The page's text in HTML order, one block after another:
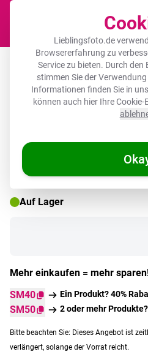
Lieblingsfoto.de
Browsererfahrung zu
Service zu bieten. Durch den
stimmen Sie der
Informationen finden Sie in
können auch hier Ihre
Outdoor Poster -
Durchsichtig -
- Weg
Auf Lager
Mehr einkaufen = mehr
SM40
Ein Produkt? 40%
SM50 2 oder mehr
Bitte beachten Sie: Dieses Angebot ist
verlängert, solange der Vorrat reicht.